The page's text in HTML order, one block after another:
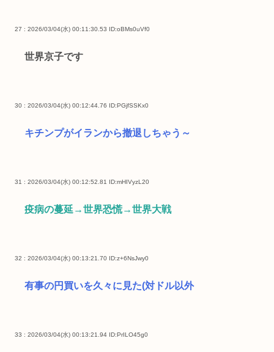
27 : 2026/03/04(水) 00:11:30.53 ID:oBMs0uVf0
世界京子です
30 : 2026/03/04(水) 00:12:44.76 ID:PGjfSSKx0
キチンプがイランから撤退しちゃう～
31 : 2026/03/04(水) 00:12:52.81 ID:mHIVyzL20
疫病の蔓延→世界恐慌→世界大戦
32 : 2026/03/04(水) 00:13:21.70 ID:z+6NsJwy0
有事の円買いを久々に見た(対ドル以外
33 : 2026/03/04(水) 00:13:21.94 ID:PrILO45g0